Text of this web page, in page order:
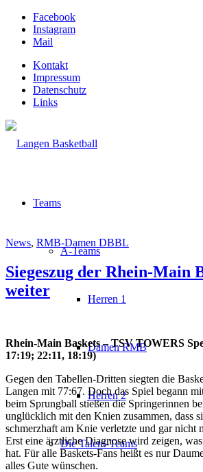
Facebook
Instagram
Mail
Kontakt
Impressum
Datenschutz
Links
Teams
A-Teams
Herren 1
Damen RMB
Herren 2
Die Talent-Teams
News, RMB-Damen DBBL
Siegeszug der Rhein-Main
weiter
Rhein-Main Baskets – TSV TOWERS
17:19; 22:11, 18:19)
Gegen den Tabellen-Dritten siegten die
Langen mit 77:67. Doch das Spiel begann
beim Sprungball stießen die Springerinnen
unglücklich mit den Knien zusammen, dass
schmerzhaft am Knie verletzte und gar nicht
Erst eine ärztliche Diagnose wird zeigen,
hat. Für alle Baskets-Fans heißt es nur
alles Gute wünschen.